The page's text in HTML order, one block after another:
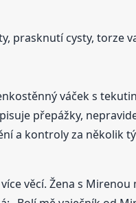
prasknutí cysty, torze
váček s
přepážky,
a kontroly za několik
věcí. Žena s